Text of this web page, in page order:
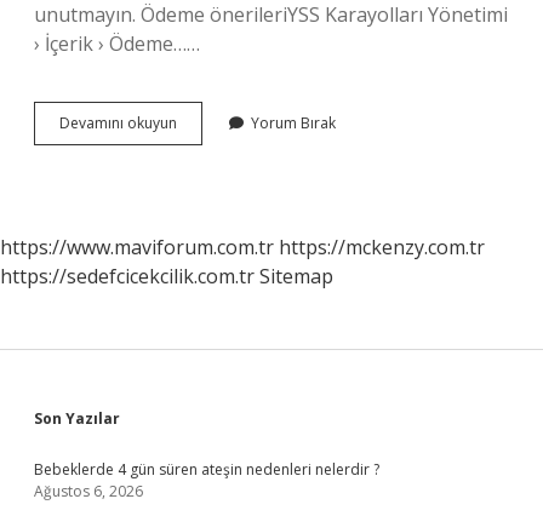
unutmayın. Ödeme önerileriYSS Karayolları Yönetimi
› İçerik › Ödeme……
Devamını okuyun
Yol
Yorum Bırak
https://www.maviforum.com.tr https://mckenzy.com.tr
https://sedefcicekcilik.com.trSitemap
Sidebar
Son Yazılar
Bebeklerde 4 gün süren ateşin nedenleri nelerdir ?
Ağustos 6, 2026